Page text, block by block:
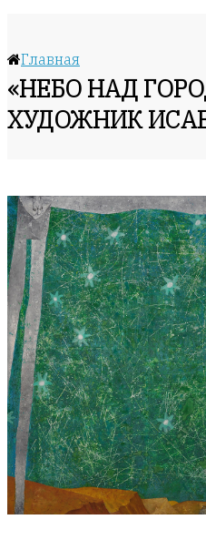
Главная
«НЕБО НАД
ХУДОЖНИК